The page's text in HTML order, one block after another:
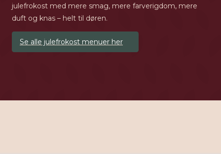
julefrokost med mere smag, mere farverigdom, mere
duft og knas – helt til døren.
Se alle julefrokost menuer her